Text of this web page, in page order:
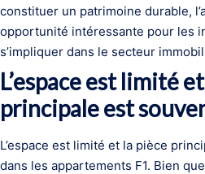
constituer un patrimoine durable,
opportunité intéressante pour les
s’impliquer dans le secteur
L’espace est limité
principale est
L’espace est limité et la pièce
dans les appartements F1. Bien